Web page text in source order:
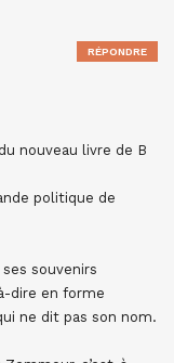
nouveau livre de B
politique de
souvenirs
dire en forme
ne dit pas son nom.
RÉPONDRE